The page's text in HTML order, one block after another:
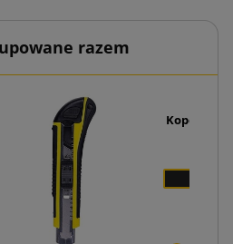
razem
Koperty